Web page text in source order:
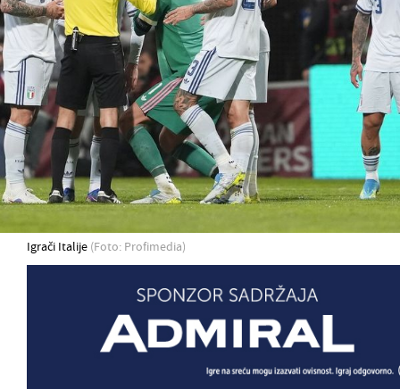
Igrači Italije (Foto: Profimedia)